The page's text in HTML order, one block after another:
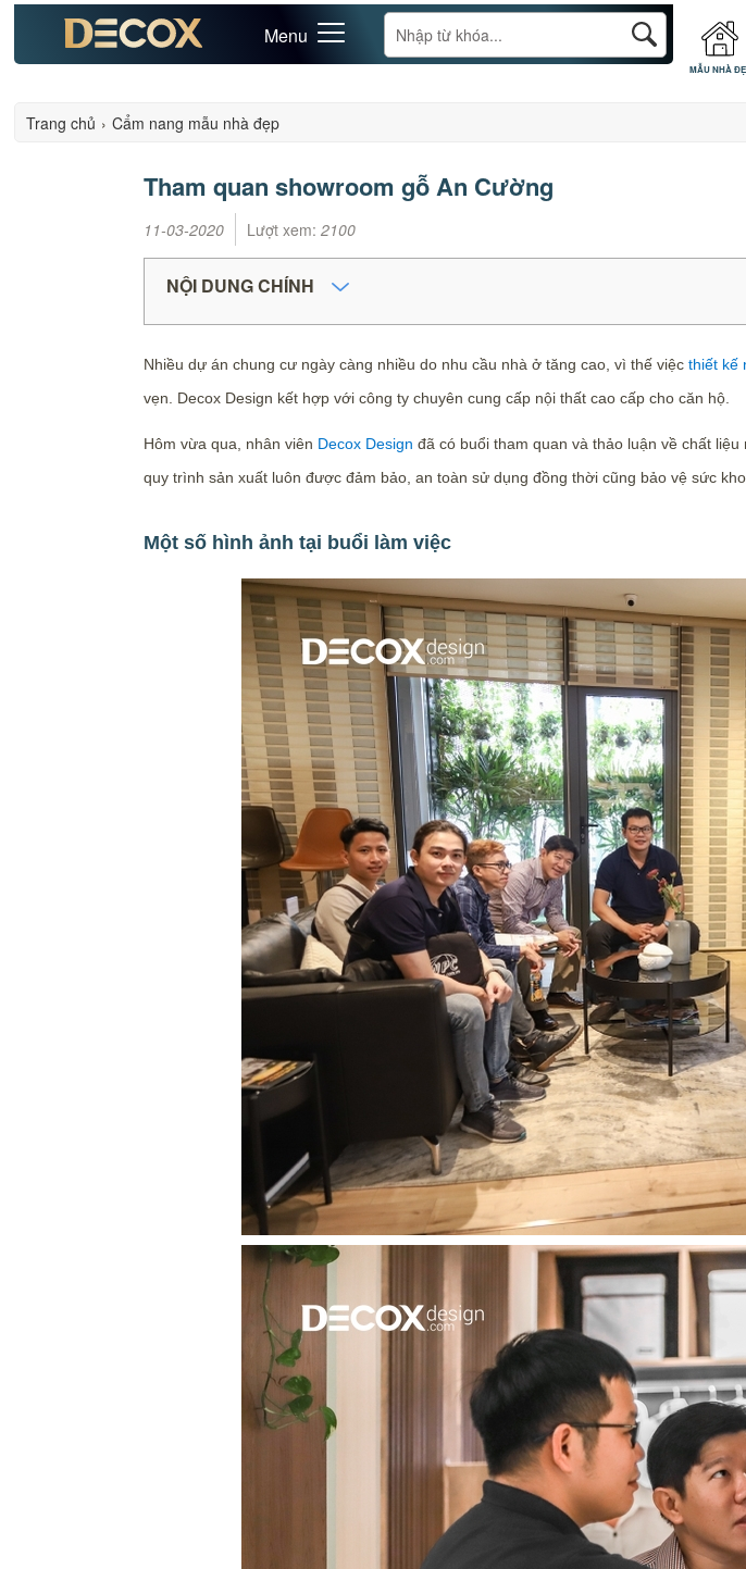
Menu
MẪU NHÀ
Trang chủ › Cẩm nang mẫu nhà đẹp
Tham quan showroom gỗ An Cường
11-03-2020 Lượt xem: 2100
NỘI DUNG CHÍNH
Nhiều dự án chung cư ngày càng nhiều do nhu cầu nhà ở tăng cao, vì thế việc thiết kế
vẹn. Decox Design kết hợp với công ty chuyên cung cấp nội thất cao cấp cho căn hộ.
Hôm vừa qua, nhân viên Decox Design đã có buổi tham quan và thảo luận về chất
quy trình sản xuất luôn được đảm bảo, an toàn sử dụng đồng thời cũng bảo vệ sức
Một số hình ảnh tại buổi làm việc